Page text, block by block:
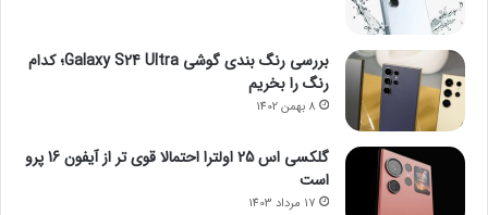
بررسی رنگ بندی گوشی Galaxy S24 Ultra؛ کدام
رنگ را بخریم
8 بهمن 1402
گلکسی اس 25 اولترا احتمالا قوی تر از آیفون 16 پرو
است
17 مرداد 1403